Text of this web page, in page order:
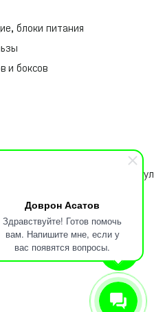
Доврон Асатов
Здравствуйте! Готов помочь
вам. Напишите мне, если у
вас появятся вопросы.
блоки питания
и боксов
район, Тахатпуль, ул
Малика)